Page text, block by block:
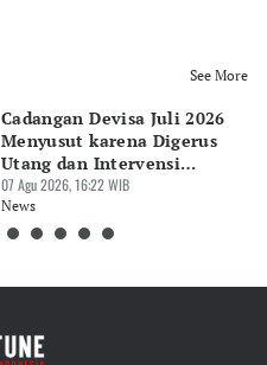
See More
Cadangan Devisa Juli 2026
Menyusut karena Digerus
Utang dan Intervensi
Rupiah
07 Agu 2026, 16:22 WIB
News